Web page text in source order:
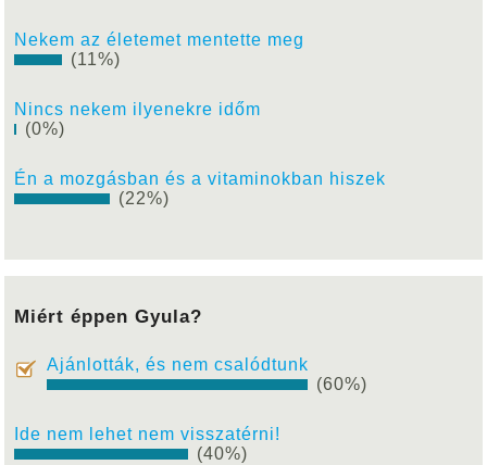
Nekem az életemet mentette meg
(11%)
Nincs nekem ilyenekre időm
(0%)
Én a mozgásban és a vitaminokban hiszek
(22%)
Miért éppen Gyula?
Ajánlották, és nem csalódtunk
(60%)
Ide nem lehet nem visszatérni!
(40%)